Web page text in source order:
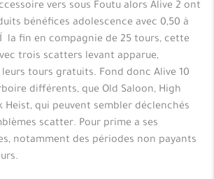
vers sous Foutu alors Alive 2 ont
bénéfices adolescence avec 0,50 à
la fin en compagnie de 25 tours, cette
trois scatters levant apparue,
tours gratuits. Fond donc Alive 10
différents, que Old Saloon, High
Heist, qui peuvent sembler déclenchés
scatter. Pour prime a ses
notamment des périodes non payants